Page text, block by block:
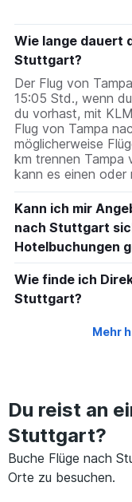
1
Y
axis
displaying
values.
Range:
0
to
240.
Wie lange dauert
Stuttgart?
Der Flug von
15:05 Std., wenn
du vorhast, mit
Flug von Tampa
möglicherweise
km trennen Tampa
kann es einen oder
Kann ich mir
nach Stuttgart
Hotelbuchungen
Wie finde ich
Stuttgart?
Mehr
Du reist an
Stuttgart?
Buche Flüge nach
Orte zu besuchen.